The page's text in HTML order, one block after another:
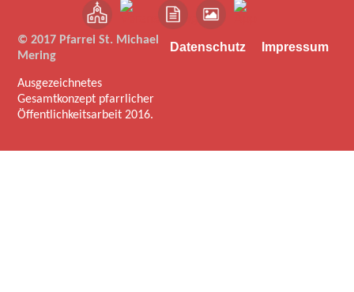
© 2017 Pfarrei St. Michael
Mering
Ausgezeichnetes
Gesamtkonzept pfarrlicher
Öffentlichkeitsarbeit 2016.
Datenschutz Impressum